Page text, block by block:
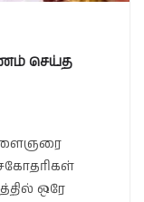
செய்த
ஒரே